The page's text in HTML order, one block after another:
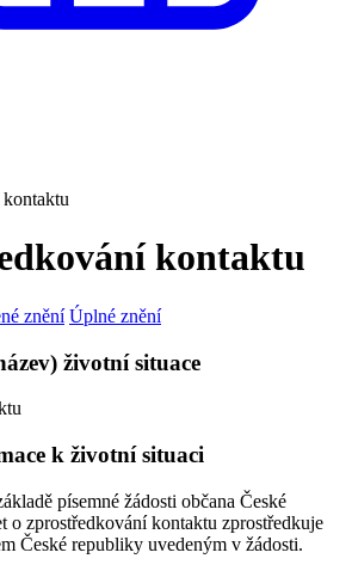
kontaktu
znění Úplné znění
životní situace
k životní situaci
písemné žádosti občana České
o zprostředkování kontaktu zprostředkuje
České republiky uvedeným v žádosti.